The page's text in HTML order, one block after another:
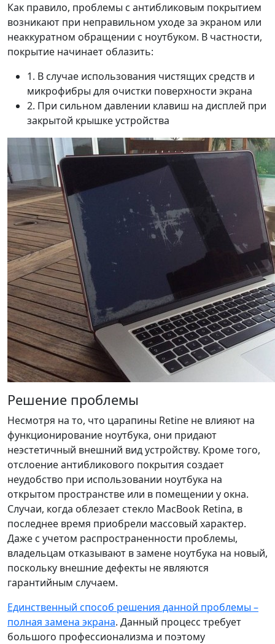
Как правило, проблемы с антибликовым покрытием
возникают при неправильном уходе за экраном или
неаккуратном обращении с ноутбуком. В частности,
покрытие начинает облазить:
1. В случае использования чистящих средств и
микрофибры для очистки поверхности экрана
2. При сильном давлении клавиш на дисплей при
закрытой крышке устройства
Решение проблемы
Несмотря на то, что царапины Retine не влияют на
функционирование ноутбука, они придают
неэстетичный внешний вид устройству. Кроме того,
отслоение антибликового покрытия создает
неудобство при использовании ноутбука на
открытом пространстве или в помещении у окна.
Случаи, когда облезает стекло MacBook Retina, в
последнее время приобрели массовый характер.
Даже с учетом распространенности проблемы,
владельцам отказывают в замене ноутбука на новый,
поскольку внешние дефекты не являются
гарантийным случаем.
Единственный способ решения данной проблемы –
полная замена экрана. Данный процесс требует
большого профессионализма и поэтому